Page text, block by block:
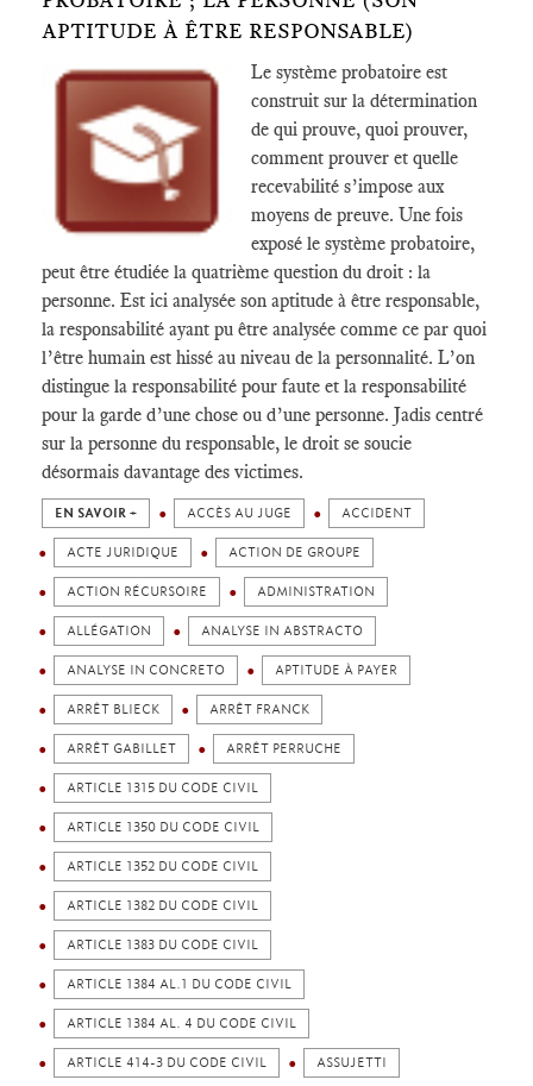
APTITUDE À ÊTRE RESPONSABLE)
Le système probatoire est
construit sur la détermination
de qui prouve, quoi prouver,
comment prouver et quelle
recevabilité s’impose aux
moyens de preuve. Une fois
exposé le système probatoire,
peut être étudiée la quatrième question du droit : la
personne. Est ici analysée son aptitude à être responsable,
la responsabilité ayant pu être analysée comme ce par quoi
l’être humain est hissé au niveau de la personnalité. L’on
distingue la responsabilité pour faute et la responsabilité
pour la garde d’une chose ou d’une personne. Jadis centré
sur la personne du responsable, le droit se soucie
désormais davantage des victimes.
EN SAVOIR + ACCÈS AU JUGE ACCIDENT
ACTE JURIDIQUE ACTION DE GROUPE
ACTION RÉCURSOIRE ADMINISTRATION
ALLÉGATION ANALYSE IN ABSTRACTO
ANALYSE IN CONCRETO APTITUDE À PAYER
ARRÊT BLIECK ARRÊT FRANCK
ARRÊT GABILLET ARRÊT PERRUCHE
ARTICLE 1315 DU CODE CIVIL
ARTICLE 1350 DU CODE CIVIL
ARTICLE 1352 DU CODE CIVIL
ARTICLE 1382 DU CODE CIVIL
ARTICLE 1383 DU CODE CIVIL
ARTICLE 1384 AL.1 DU CODE CIVIL
ARTICLE 1384 AL. 4 DU CODE CIVIL
ARTICLE 414-3 DU CODE CIVIL ASSUJETTI